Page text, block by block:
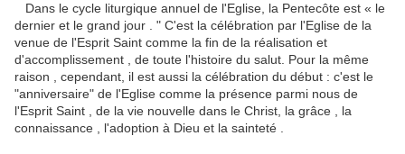
Dans le cycle liturgique annuel de l'Eglise, la Pentecôte est « le
dernier et le grand jour . " C'est la célébration par l'Eglise de la
venue de l'Esprit Saint comme la fin de la réalisation et
d'accomplissement , de toute l'histoire du salut. Pour la même
raison , cependant, il est aussi la célébration du début : c'est le
"anniversaire" de l'Eglise comme la présence parmi nous de
l'Esprit Saint , de la vie nouvelle dans le Christ, la grâce , la
connaissance , l'adoption à Dieu et la sainteté .